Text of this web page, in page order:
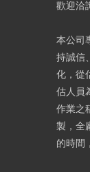
歡迎洽
本公司
持誠信
化，從
估人員
作業之
製，全
的時間